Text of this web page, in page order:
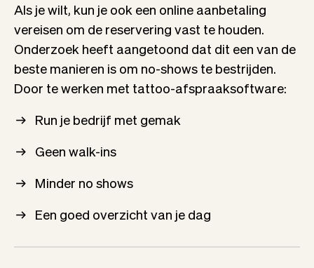
Als je wilt, kun je ook een online aanbetaling
vereisen om de reservering vast te houden.
Onderzoek heeft aangetoond dat dit een van de
beste manieren is om no-shows te bestrijden.
Door te werken met tattoo-afspraaksoftware:
Run je bedrijf met gemak
Geen walk-ins
Minder no shows
Een goed overzicht van je dag